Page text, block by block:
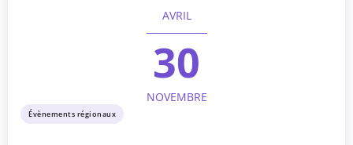
AVRIL
30
NOVEMBRE
Évènements régionaux